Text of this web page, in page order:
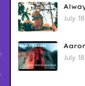
July
July